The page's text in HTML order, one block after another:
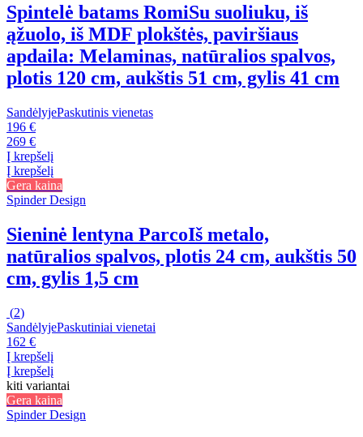
Spintelė batams RomiSu suoliuku, iš
ąžuolo, iš MDF plokštės, paviršiaus
apdaila: Melaminas, natūralios spalvos,
plotis 120 cm, aukštis 51 cm, gylis 41 cm
SandėlyjePaskutinis vienetas
196 €
269 €
Į krepšelį
Į krepšelį
Gera kaina
Spinder Design
Sieninė lentyna ParcoIš metalo,
natūralios spalvos, plotis 24 cm, aukštis 50
cm, gylis 1,5 cm
(2)
SandėlyjePaskutiniai vienetai
162 €
Į krepšelį
Į krepšelį
kiti variantai
Gera kaina
Spinder Design